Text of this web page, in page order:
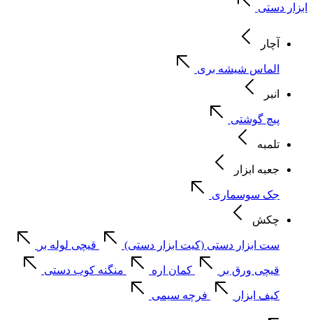
ابزار دستی
آچار
الماس شیشه بری
انبر
پیچ گوشتی
تلمبه
جعبه ابزار
جک سوسماری
چکش
ست ابزار دستی (کیت ابزار دستی) قیچی لوله بر
قیچی ورق بر کمان اره منگنه کوب دستی
کیف ابزار فرچه سیمی